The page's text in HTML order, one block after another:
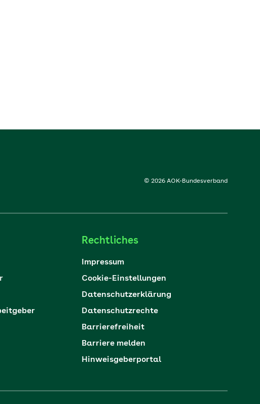
© 2026 AOK-Bundesverband
Rechtliches
Impressum
Cookie-Einstellungen
Datenschutzerklärung
Datenschutzrechte
Barrierefreiheit
Barriere melden
Hinweisgeberportal